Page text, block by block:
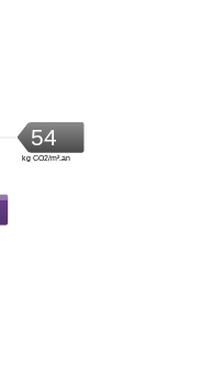
54
kg CO2/m².an